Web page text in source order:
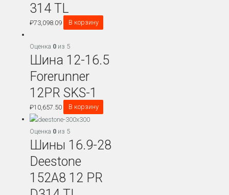
314 TL
₽73,098.09 В корзину
Оценка 0 из 5
Шина 12-16.5
Forerunner
12PR SKS-1
₽10,657.50 В корзину
Оценка 0 из 5
Шины 16.9-28
Deestone
152A8 12 PR